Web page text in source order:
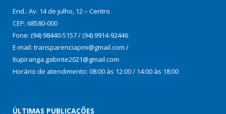
End.: Av. 14 de julho, 12 – Centro
CEP: 68580-000
Fone: (94) 98440-5157 / (94) 9914-92446
E-mail: transparenciapmi@gmail.com /
Itupiranga.gabinte2021@gmail.com
Horário de atendimento: 08:00 às 12:00 / 14:00 às 18:00
ÚLTIMAS PUBLICAÇÕES